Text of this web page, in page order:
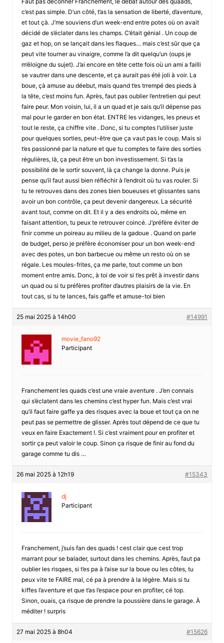
c’est pas simple. D’un côté, t’as la sensation de liberté, d’aventure,
et tout çà. J’me souviens d’un week-end entre potes où on avait
décidé de s’éclater dans les champs. C’était génial . Un coup de
gaz et hop, on se lançait dans les flaques… mais c’est sûr que ça
peut vite tourner au vinaigre, comme l’a dit quelqu’un (oups je
m’éloigne du sujet). J’ai encore en tête cette fois où un ami a failli
se vautrer dans une descente, et ça aurait pas été joli à voir. La
boue, çà amuse au déebut, mais quand t’es trrempé des pieds à
la tête, c’est moins fun. Après, faut pas oublier l’entretien qui peut
faire peur. Mon voisin, lui, il a un quad et je sais qu’il dépense pas
mal pour le garder en bon état. ENTRE les vidanges, les pneus et
tout le reste, ça chiffre vite . Donc, si tu comptes l’utiliser juste
pour quelques sorties, peut-être que ça vaut pas le coup. Mais si
t’es passionné par la nature et que tu comptes te faire des sorties
régulières, là, ça peut être un bon investissement. Si t’as la
possibilité de le sortir souvent, là ça change la donne. Puis je
pense qu’il faut aussi bien réfléchir à l’endroit où tu vas rouler. Si
tu te retrouves dans des zones bien boueuses et glissantes sans
avoir un bon contrôle, ça peut devenir dangereux. La sécurité
avant tout, comme on dit. Et il y a des endroits où, même en
faisant attention, tu peux te retrouver coincé. J’préfère éviter de
finir comme un poireau au milieu de la gadoue . Quand on parle
de budget, perso je préfère économiser pour un bon week-end
avec des potes, un bon barbecue ou même un resto où on se
régale. Les moules-frites, ça me parle, tout comme un bon
moment entre amis. Donc, à toi de voir si t’es prêt à investir dans
un quad ou si tu préfères profiter d’autres plaisirs de la vie. En
tout cas, si tu te lances, fais gaffe et amuse-toi bien
25 mai 2025 à 14h00 #14991
movie_fano92
Participant
Franchement les quads c’est une vraie aventure . J’en connais
qui s’éclatent dans les chemins c’est hyper fun. Mais c’est vrai
qu’il faut faire gaffe ya des risques avec la boue et tout ça on ne
peut pas se permettre de glisser. Après tout dépend de ce que tu
veux en faire Exactement !. Si c’est vraiment pour en profiter et
sortir ça peut valoir le coup. Sinon ça risque de finir au fond du
garage comme tu dis …
26 mai 2025 à 12h19 #15343
dj
Participant
Franchement, j’suis fan des quads ! cest clair que cest trop
marrant pour se balader, surtout dans les chemins. Après, faut pa
oublier les risqaes, si t’es pa à l’aise sur la boue ou les côtes, tu
peux vite te FAIRE mal, cé pa à prendre à la légère. Mais si tu
kiffes l’aventure et que t’as l’espace pour en profiter, cé top.
Sinon, ouais, ça risque de prendre la poussière dans le garage. À
méditer ! surpris
27 mai 2025 à 8h04 #15626